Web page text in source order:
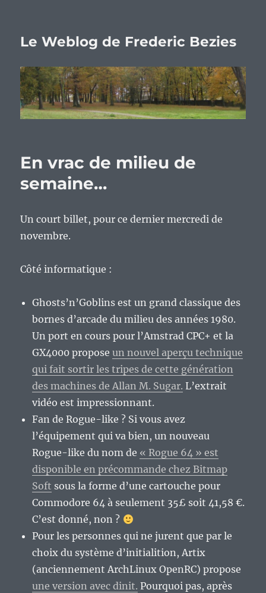
Le Weblog de Frederic Bezies
En vrac de milieu de
semaine…
Un court billet, pour ce dernier mercredi de
novembre.
Côté informatique :
Ghosts’n’Goblins est un grand classique des
bornes d’arcade du milieu des années 1980.
Un port en cours pour l’Amstrad CPC+ et la
GX4000 proposeun nouvel aperçu technique
qui fait sortir les tripes de cette génération
des machines de Allan M. Sugar. L’extrait
vidéo est impressionnant.
Fan de Rogue-like ? Si vous avez
l’équipement qui va bien, un nouveau
Rogue-like du nom de « Rogue 64 » est
disponible en précommande chez Bitmap
Soft sous la forme d’une cartouche pour
Commodore 64 à seulement 35£ soit 41,58 €.
C’est donné, non ?
Pour les personnes qui ne jurent que par le
choix du système d’initialition, Artix
(anciennement ArchLinux OpenRC) propose
une version avec dinit. Pourquoi pas, après